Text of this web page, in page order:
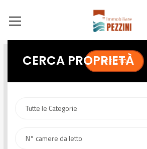
CERCA PROPRIETÀ
AFFITTO